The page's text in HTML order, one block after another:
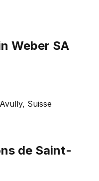
Weber SA
, Suisse
de Saint-